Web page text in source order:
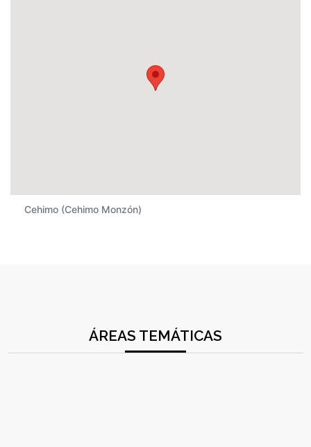
Cehimo (Cehimo Monzón)
ÁREAS TEMÁTICAS